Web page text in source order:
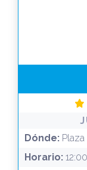
Dónde:
Horario: